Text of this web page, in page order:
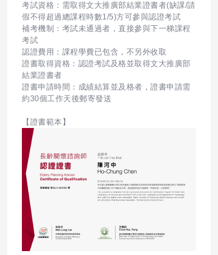
考試資格：需取得文大推廣部結業證書者(缺課/請
假不得超過總課程時數1/5)方可參與認證考試
補考機制：考試未通過者，直接參與下一梯課程
考試
認證費用：課程學費已包含，不另外收取
證書取得資格：認證考試及格並取得文大推廣部
結業證書者
證書申請時間：成績結算並及格者，證書申請需
約30個工作天後郵寄發送
【證書範本】